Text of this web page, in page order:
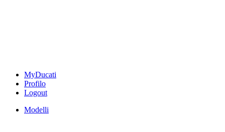
MyDucati
Profilo
Logout
Modelli